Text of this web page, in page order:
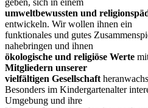
geben, sich in einem
umweltbewussten und
entwickeln. Wir wollen ihnen ein
funktionales und gutes
nahebringen und ihnen
ökologische und religiöse Werte
Mitgliedern unserer
vielfältigen Gesellschaft
Besonders im Kindergartenalter
Umgebung und ihre